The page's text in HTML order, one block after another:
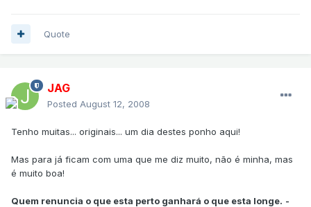
Quote
JAG
Posted August 12, 2008
Tenho muitas... originais... um dia destes ponho aqui!
Mas para já ficam com uma que me diz muito, não é minha, mas
é muito boa!
Quem renuncia o que esta perto ganhará o que esta longe. -